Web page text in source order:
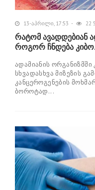
13-აპრილი, 17:53 22
რატომ ავადდებიან
როგორ ჩნდება
ადამიანის
სხვადასხვა მიზეზის
კანცეროგენების
ბოროტად...